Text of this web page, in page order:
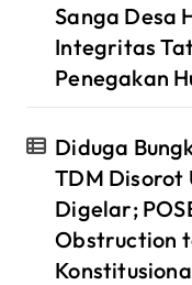
Sanga Desa
Integritas
Penegakan
Diduga
TDM Disorot
Digelar;
Obstruction